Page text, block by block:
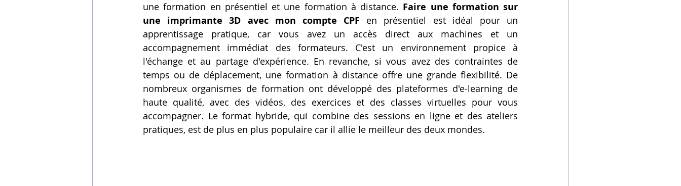
une formation en présentiel et une formation à distance. Faire une formation sur
une imprimante 3D avec mon compte CPF en présentiel est idéal pour un
apprentissage pratique, car vous avez un accès direct aux machines et un
accompagnement immédiat des formateurs. C'est un environnement propice à
l'échange et au partage d'expérience. En revanche, si vous avez des contraintes de
temps ou de déplacement, une formation à distance offre une grande flexibilité. De
nombreux organismes de formation ont développé des plateformes d'e-learning de
haute qualité, avec des vidéos, des exercices et des classes virtuelles pour vous
accompagner. Le format hybride, qui combine des sessions en ligne et des ateliers
pratiques, est de plus en plus populaire car il allie le meilleur des deux mondes.